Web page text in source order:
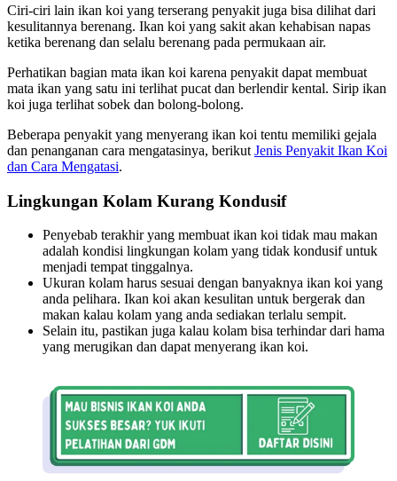
Ciri-ciri lain ikan koi yang terserang penyakit juga bisa dilihat dari
kesulitannya berenang. Ikan koi yang sakit akan kehabisan napas
ketika berenang dan selalu berenang pada permukaan air.
Perhatikan bagian mata ikan koi karena penyakit dapat membuat
mata ikan yang satu ini terlihat pucat dan berlendir kental. Sirip ikan
koi juga terlihat sobek dan bolong-bolong.
Beberapa penyakit yang menyerang ikan koi tentu memiliki gejala
dan penanganan cara mengatasinya, berikut Jenis Penyakit Ikan Koi
dan Cara Mengatasi.
Lingkungan Kolam Kurang Kondusif
Penyebab terakhir yang membuat ikan koi tidak mau makan
adalah kondisi lingkungan kolam yang tidak kondusif untuk
menjadi tempat tinggalnya.
Ukuran kolam harus sesuai dengan banyaknya ikan koi yang
anda pelihara. Ikan koi akan kesulitan untuk bergerak dan
makan kalau kolam yang anda sediakan terlalu sempit.
Selain itu, pastikan juga kalau kolam bisa terhindar dari hama
yang merugikan dan dapat menyerang ikan koi.